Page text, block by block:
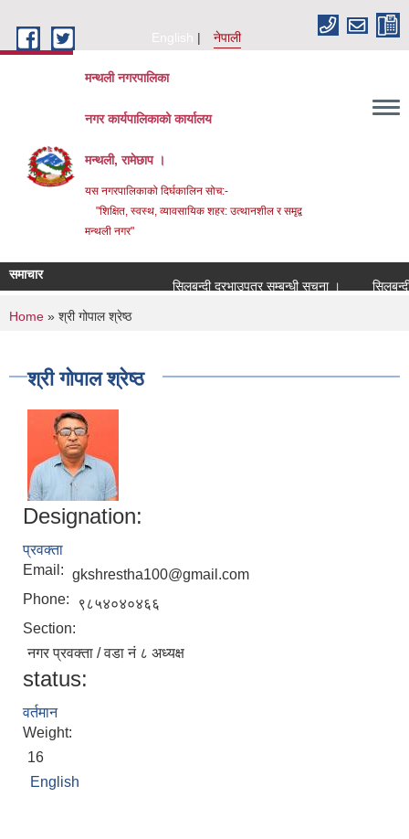
English
नेपाली
मन्थली नगरपालिका
नगर कार्यपालिकाको कार्यालय
मन्थली, रामेछाप ।
यस नगरपालिकाको दिर्घकालिन सोच:-
"शिक्षित, स्वस्थ, व्यावसायिक शहर: उत्थानशील र समृद्व
मन्थली नगर"
समाचार
सिलबन्दी दरभाउपत्र सम्बन्धी सूचना ।
सिलबन्दी
You are here
Home » श्री गोपाल श्रेष्ठ
श्री गोपाल श्रेष्ठ
Designation:
प्रवक्ता
Email: gkshrestha100@gmail.com
Phone:
९८५४०४०४६६
Section:
नगर प्रवक्ता / वडा नं ८ अध्यक्ष
status:
वर्तमान
Weight:
16
English